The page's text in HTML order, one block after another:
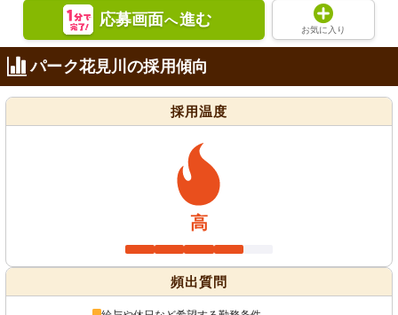
応募画面へ進む
お気に入り
パーク花見川の採用傾向
採用温度
高
頻出質問